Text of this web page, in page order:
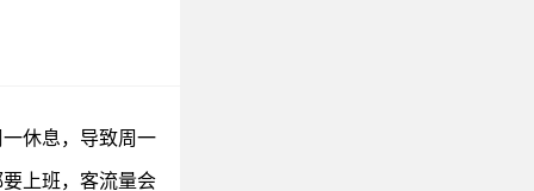
休息，导致周一
上班，客流量会